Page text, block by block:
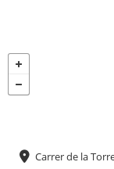
Carrer de la